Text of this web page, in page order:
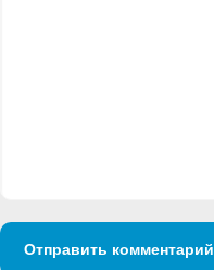
Отправить комментарий